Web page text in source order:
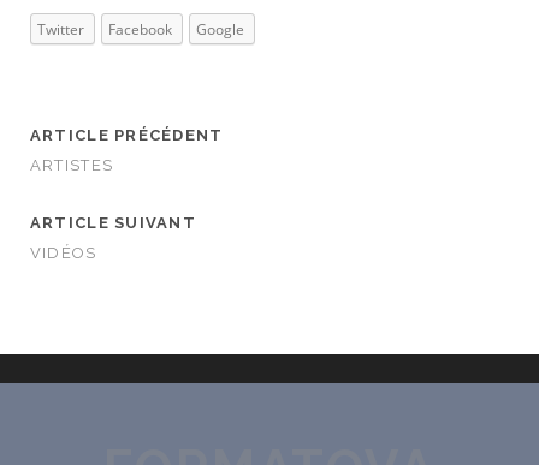
Twitter Facebook Google
ARTICLE PRÉCÉDENT
ARTISTES
ARTICLE SUIVANT
VIDÉOS